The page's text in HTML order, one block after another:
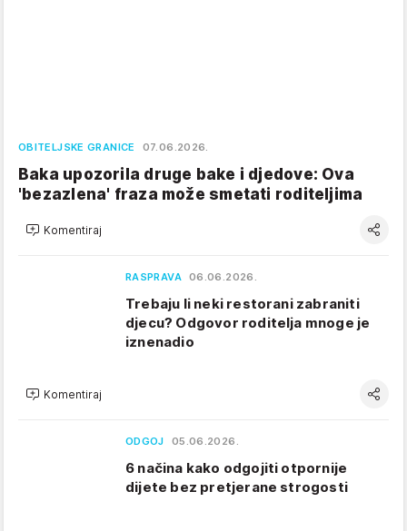
OBITELJSKE GRANICE 07.06.2026.
Baka upozorila druge bake i djedove: Ova
'bezazlena' fraza može smetati roditeljima
Komentiraj
RASPRAVA 06.06.2026.
Trebaju li neki restorani zabraniti
djecu? Odgovor roditelja mnoge je
iznenadio
Komentiraj
ODGOJ 05.06.2026.
6 načina kako odgojiti otpornije
dijete bez pretjerane strogosti